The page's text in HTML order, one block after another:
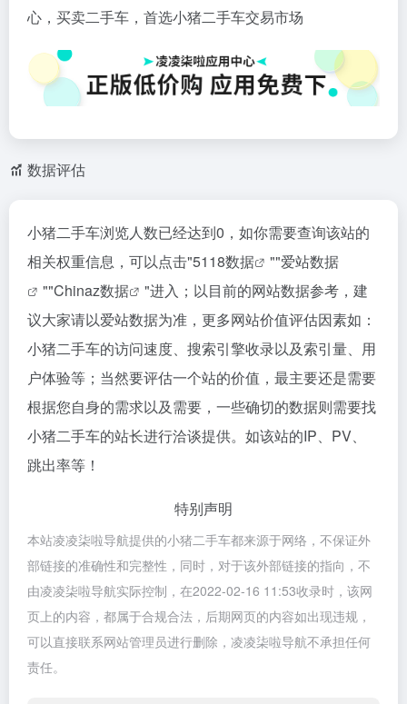
心，买卖二手车，首选小猪二手车交易市场
数据评估
小猪二手车浏览人数已经达到0，如你需要查询该站的
相关权重信息，可以点击"5118数据 ""爱站数据
""Chinaz数据
"进入；以目前的网站数据参考，建
议大家请以爱站数据为准，更多网站价值评估因素如：
小猪二手车的访问速度、搜索引擎收录以及索引量、用
户体验等；当然要评估一个站的价值，最主要还是需要
根据您自身的需求以及需要，一些确切的数据则需要找
小猪二手车的站长进行洽谈提供。如该站的IP、PV、
跳出率等！
特别声明
本站凌凌柒啦导航提供的小猪二手车都来源于网络，不保证外
部链接的准确性和完整性，同时，对于该外部链接的指向，不
由凌凌柒啦导航实际控制，在2022-02-16 11:53收录时，该网
页上的内容，都属于合规合法，后期网页的内容如出现违规，
可以直接联系网站管理员进行删除，凌凌柒啦导航不承担任何
责任。